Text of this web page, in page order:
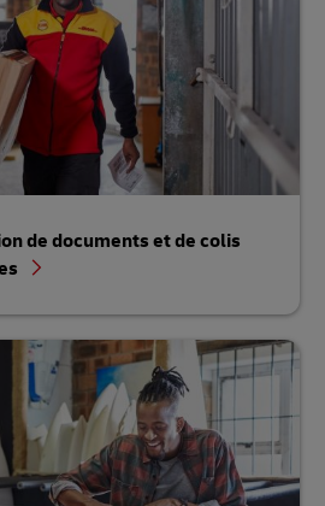
de documents et de colis